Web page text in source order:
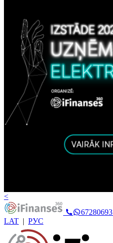
<
67280693
LAT | РУС